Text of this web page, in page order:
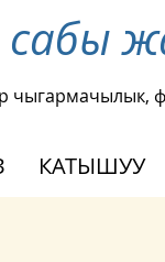
сабы
чыгармачылык,
КАТЫШУУ